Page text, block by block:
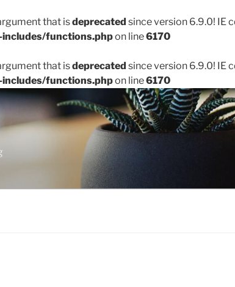
that isdeprecated since version 6.9.0! IE
functions.phpon line6170
that isdeprecated since version 6.9.0! IE
functions.phpon line6170